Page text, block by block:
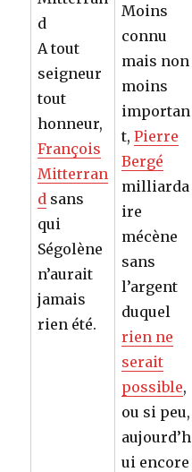
A tout
seigneur
tout
honneur,
François
Mitterran
d sans
qui
Ségolène
n’aurait
jamais
rien été.
Moins
connu
mais non
moins
importan
t,Pierre
Bergé
milliarda
ire
mécène
sans
l’argent
duquel
rien ne
serait
possible,
ou si peu,
aujourd’h
ui encore